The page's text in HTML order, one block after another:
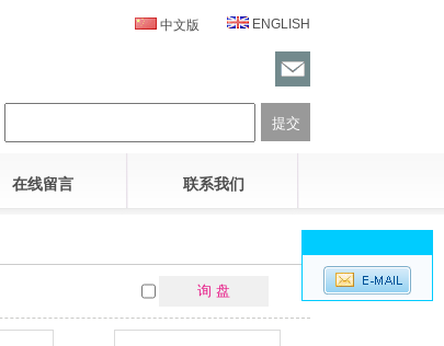
中文版 ENGLISH
在线留言 联系我们